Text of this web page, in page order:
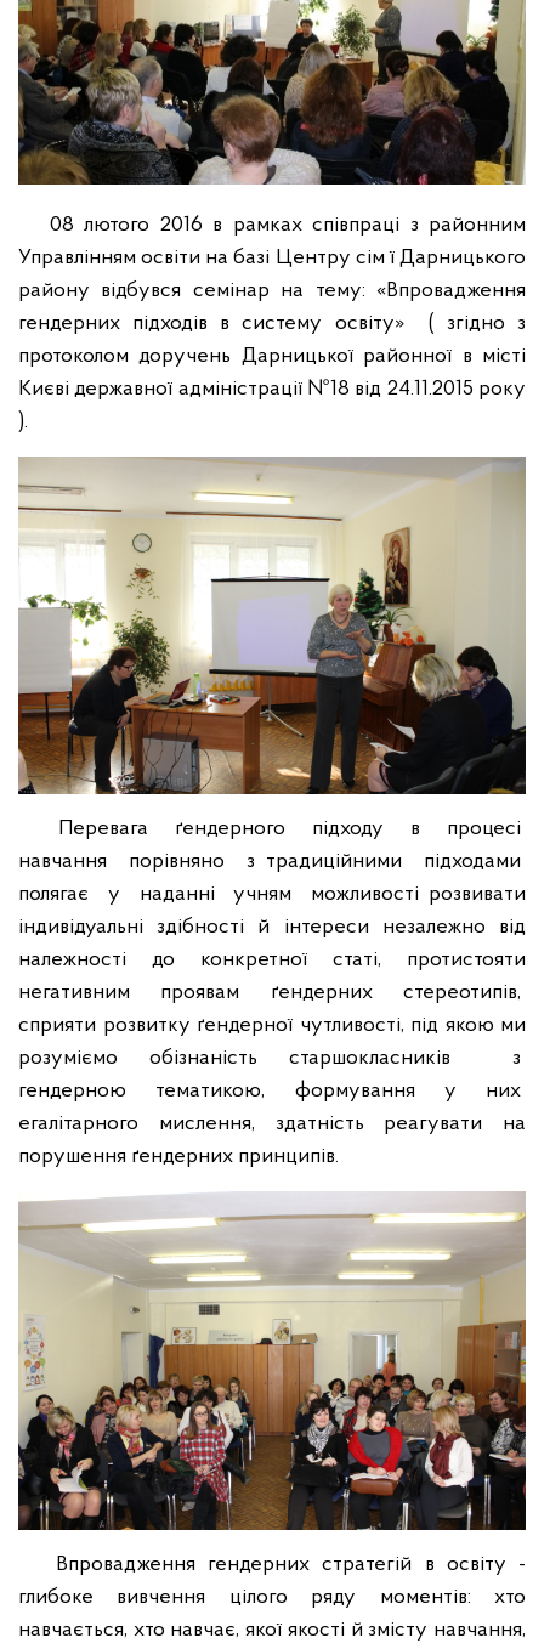
08 лютого 2016 в рамках співпраці з районним
Управлінням освіти на базі Центру сім ї Дарницького
району відбувся семінар на тему: «Впровадження
гендерних підходів в систему освіту» ( згідно з
протоколом доручень Дарницької районної в місті
Києві державної адміністрації №18 від 24.11.2015 року
).
Перевага ґендерного підходу в процесі
навчання порівняно з традиційними підходами
полягає у наданні учням можливості розвивати
індивідуальні здібності й інтереси незалежно від
належності до конкретної статі, протистояти
негативним проявам ґендерних стереотипів,
сприяти розвитку ґендерної чутливості, під якою ми
розуміємо обізнаність старшокласників з
гендерною тематикою, формування у них
егалітарного мислення, здатність реагувати на
порушення ґендерних принципів.
Впровадження гендерних стратегій в освіту -
глибоке вивчення цілого ряду моментів: хто
навчається, хто навчає, якої якості й змісту навчання,